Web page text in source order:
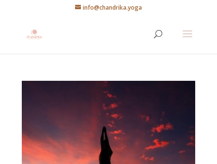
info@chandrika.yoga